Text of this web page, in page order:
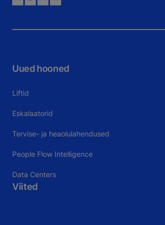
Uued hooned
Liftid
Eskalaatorid
Tervise- ja heaolulahendused
People Flow Intelligence
Data Centers
Viited